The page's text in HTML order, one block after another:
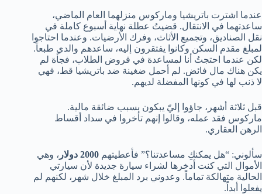
عندما اشترت باتريشيا وماركوس منزلهما العام الماضي،
ساعدتهما في الانتقال. قضيتُ عطلة نهاية أسبوع كاملة في
نقل الصناديق، وتجميع الأثاث، وفرك الأرضيات. وعندما احتاجوا
لمبلغ مقدم السكن وكانوا يفتقرون إليه، ساعدهم والدي طبعاً.
لكن عندما احتجتُ أنا لمساعدة في قروض الطلاب، فجأة لم
يكن هناك مال فائض. لم أحمل ضغينة ضد باتريشيا قط، فهي
لا ذنب لها في كونها المفضلة لديهم.
قبل ثلاثة أشهر، جاؤوا إليّ يبكون بسبب ضائقة مالية.
ماركوس فقد عمله، وقالوا إنهم تأخروا في سداد أقساط
الرهن العقاري.
سألوني: “هل يمكنكِ مساعدتنا؟” فأعطيتهم 2000 دولار
، وهي
الأموال التي كنت أدخرها لشراء سيارة جديدة لأن سيارتي
الحالية متهالكة تماماً. وعدوني برد المبلغ خلال شهر، لكنهم لم
يفعلوا أبداً.